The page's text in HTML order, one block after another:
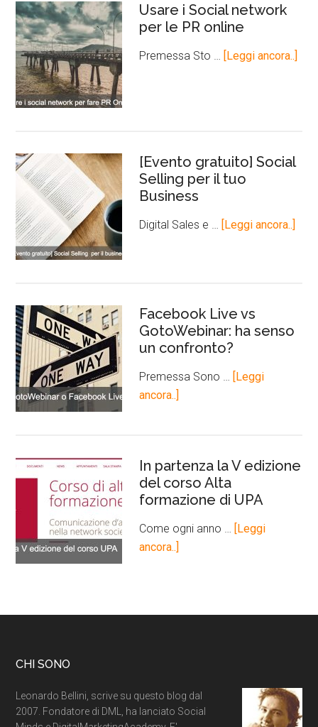
Usare i Social network
per le PR online
Premessa Sto … [Leggi ancora..]
[Evento gratuito] Social
Selling per il tuo
Business
Digital Sales e … [Leggi ancora..]
Facebook Live vs
GotoWebinar: ha senso
un confronto?
Premessa Sono … [Leggi
ancora..]
In partenza la V edizione
del corso Alta
formazione di UPA
Come ogni anno … [Leggi
ancora..]
CHI SONO
Leonardo Bellini, scrive su questo blog dal
2007. Fondatore di DML, ha lanciato Social